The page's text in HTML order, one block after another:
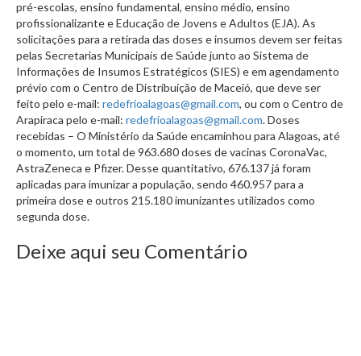
pré-escolas, ensino fundamental, ensino médio, ensino
profissionalizante e Educação de Jovens e Adultos (EJA). As
solicitações para a retirada das doses e insumos devem ser feitas
pelas Secretarias Municipais de Saúde junto ao Sistema de
Informações de Insumos Estratégicos (SIES) e em agendamento
prévio com o Centro de Distribuição de Maceió, que deve ser
feito pelo e-mail: redefrioalagoas@gmail.com, ou com o Centro de
Arapiraca pelo e-mail: redefrioalagoas@gmail.com.Doses
recebidas – O Ministério da Saúde encaminhou para Alagoas, até
o momento, um total de 963.680 doses de vacinas CoronaVac,
AstraZeneca e Pfizer. Desse quantitativo, 676.137 já foram
aplicadas para imunizar a população, sendo 460.957 para a
primeira dose e outros 215.180 imunizantes utilizados como
segunda dose.
Deixe aqui seu Comentário